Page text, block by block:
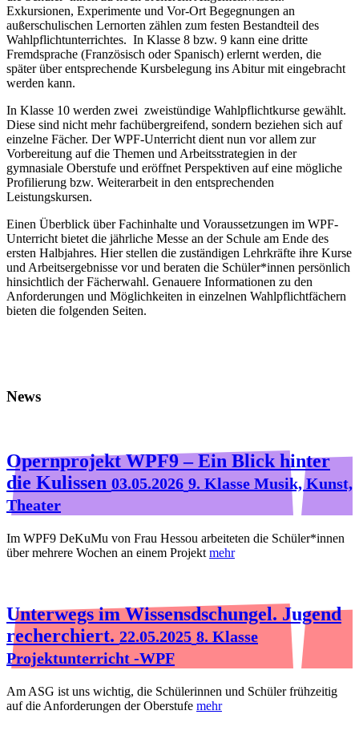
Exkursionen, Experimente und Vor-Ort Begegnungen an
außerschulischen Lernorten zählen zum festen Bestandteil des
Wahlpflichtunterrichtes. In Klasse 8 bzw. 9 kann eine dritte
Fremdsprache (Französisch oder Spanisch) erlernt werden, die
später über entsprechende Kursbelegung ins Abitur mit eingebracht
werden kann.
In Klasse 10 werden zwei zweistündige Wahlpflichtkurse gewählt.
Diese sind nicht mehr fachübergreifend, sondern beziehen sich auf
einzelne Fächer. Der WPF-Unterricht dient nun vor allem zur
Vorbereitung auf die Themen und Arbeitsstrategien in der
gymnasiale Oberstufe und eröffnet Perspektiven auf eine mögliche
Profilierung bzw. Weiterarbeit in den entsprechenden
Leistungskursen.
Einen Überblick über Fachinhalte und Voraussetzungen im WPF-
Unterricht bietet die jährliche Messe an der Schule am Ende des
ersten Halbjahres. Hier stellen die zuständigen Lehrkräfte ihre Kurse
und Arbeitsergebnisse vor und beraten die Schüler*innen persönlich
hinsichtlich der Fächerwahl. Genauere Informationen zu den
Anforderungen und Möglichkeiten in einzelnen Wahlpflichtfächern
bieten die folgenden Seiten.
News
Opernprojekt WPF9 – Ein Blick hinter
die Kulissen 03.05.2026 9. Klasse Musik, Kunst,
Theater
Im WPF9 DeKuMu von Frau Hessou arbeiteten die Schüler*innen
über mehrere Wochen an einem Projekt mehr
Unterwegs im Wissensdschungel. Jugend
recherchiert. 22.05.2025 8. Klasse
Projektunterricht -WPF
Am ASG ist uns wichtig, die Schülerinnen und Schüler frühzeitig
auf die Anforderungen der Oberstufe mehr